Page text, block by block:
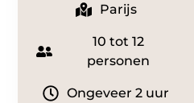
Parijs
10 tot 12
personen
Ongeveer 2 uur